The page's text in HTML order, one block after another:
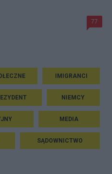
77
IMIGRANCI
NIEMCY
MEDIA
SĄDOWNICTWO